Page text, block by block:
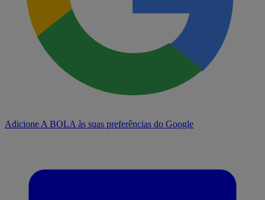
Adicione A BOLA às suas preferências do Google